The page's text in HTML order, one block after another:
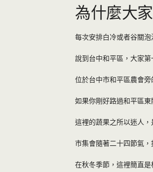
為什麼大
每次安排白冷或者谷關
說到台中和平區，大家
位於台中市和平區農會
如果你剛好路過和平區
這裡的蔬果之所以迷人
市集會隨著二十四節氣
在秋冬季節，這裡簡直是